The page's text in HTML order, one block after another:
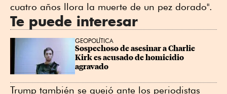
cuatro años llora la muerte de un pez dorado".
Te puede interesar
GEOPOLÍTICA
Sospechoso de asesinar a Charlie
Kirk es acusado de homicidio
agravado
Trump también se quejó ante los periodistas